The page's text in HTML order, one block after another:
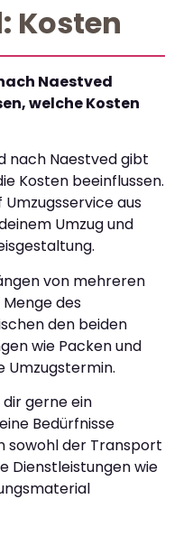
Kosten
Naestved
welche Kosten
nach Naestved gibt
Kosten beeinflussen.
Umzugsservice aus
Umzug und
von mehreren
des
den beiden
wie Packen und
Umzugstermin.
gerne ein
Bedürfnisse
sowohl der Transport
Dienstleistungen wie